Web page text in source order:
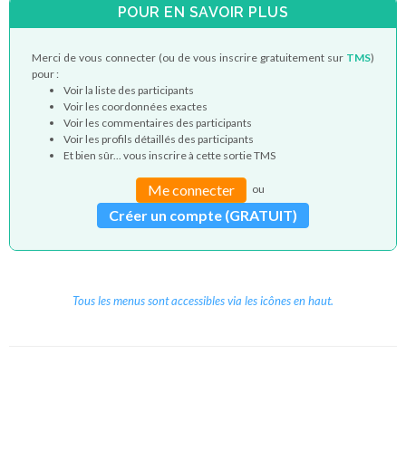
POUR EN SAVOIR PLUS
Merci de vous connecter (ou de vous inscrire gratuitement sur TMS)
pour :
Voir la liste des participants
Voir les coordonnées exactes
Voir les commentaires des participants
Voir les profils détaillés des participants
Et bien sûr... vous inscrire à cette sortie TMS
Me connecter ou
Créer un compte (GRATUIT)
Tous les menus sont accessibles via les icônes en haut.